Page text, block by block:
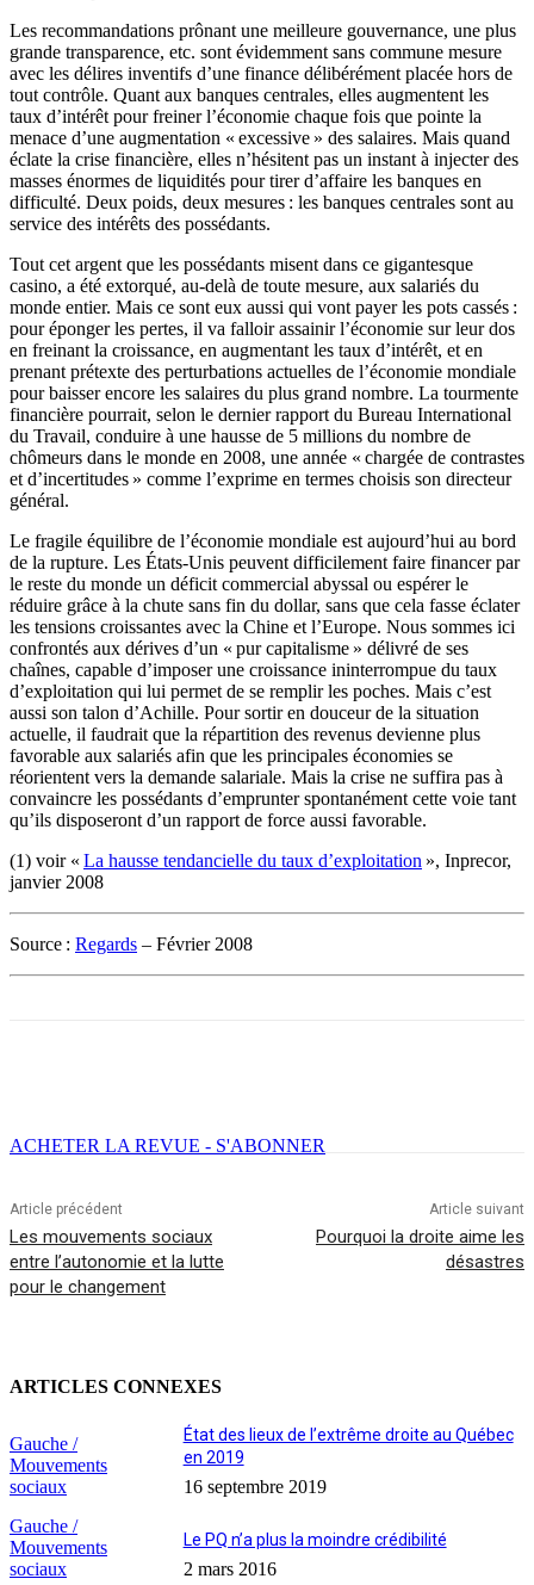
Les recommandations prônant une meilleure gouvernance, une plus
grande transparence, etc. sont évidemment sans commune mesure
avec les délires inventifs d’une finance délibérément placée hors de
tout contrôle. Quant aux banques centrales, elles augmentent les
taux d’intérêt pour freiner l’économie chaque fois que pointe la
menace d’une augmentation « excessive » des salaires. Mais quand
éclate la crise financière, elles n’hésitent pas un instant à injecter des
masses énormes de liquidités pour tirer d’affaire les banques en
difficulté. Deux poids, deux mesures : les banques centrales sont au
service des intérêts des possédants.
Tout cet argent que les possédants misent dans ce gigantesque
casino, a été extorqué, au-delà de toute mesure, aux salariés du
monde entier. Mais ce sont eux aussi qui vont payer les pots cassés :
pour éponger les pertes, il va falloir assainir l’économie sur leur dos
en freinant la croissance, en augmentant les taux d’intérêt, et en
prenant prétexte des perturbations actuelles de l’économie mondiale
pour baisser encore les salaires du plus grand nombre. La tourmente
financière pourrait, selon le dernier rapport du Bureau International
du Travail, conduire à une hausse de 5 millions du nombre de
chômeurs dans le monde en 2008, une année « chargée de contrastes
et d’incertitudes » comme l’exprime en termes choisis son directeur
général.
Le fragile équilibre de l’économie mondiale est aujourd’hui au bord
de la rupture. Les États-Unis peuvent difficilement faire financer par
le reste du monde un déficit commercial abyssal ou espérer le
réduire grâce à la chute sans fin du dollar, sans que cela fasse éclater
les tensions croissantes avec la Chine et l’Europe. Nous sommes ici
confrontés aux dérives d’un « pur capitalisme » délivré de ses
chaînes, capable d’imposer une croissance ininterrompue du taux
d’exploitation qui lui permet de se remplir les poches. Mais c’est
aussi son talon d’Achille. Pour sortir en douceur de la situation
actuelle, il faudrait que la répartition des revenus devienne plus
favorable aux salariés afin que les principales économies se
réorientent vers la demande salariale. Mais la crise ne suffira pas à
convaincre les possédants d’emprunter spontanément cette voie tant
qu’ils disposeront d’un rapport de force aussi favorable.
(1) voir « La hausse tendancielle du taux d’exploitation », Inprecor,
janvier 2008
Source : Regards – Février 2008
ACHETER LA REVUE - S'ABONNER
Article précédent
Les mouvements sociaux
entre l’autonomie et la lutte
pour le changement
Article suivant
Pourquoi la droite aime les
désastres
ARTICLES CONNEXES
Gauche /
Mouvements
sociaux
État des lieux de l’extrême droite au Québec
en 2019
16 septembre 2019
Gauche /
Mouvements
sociaux
Le PQ n’a plus la moindre crédibilité
2 mars 2016